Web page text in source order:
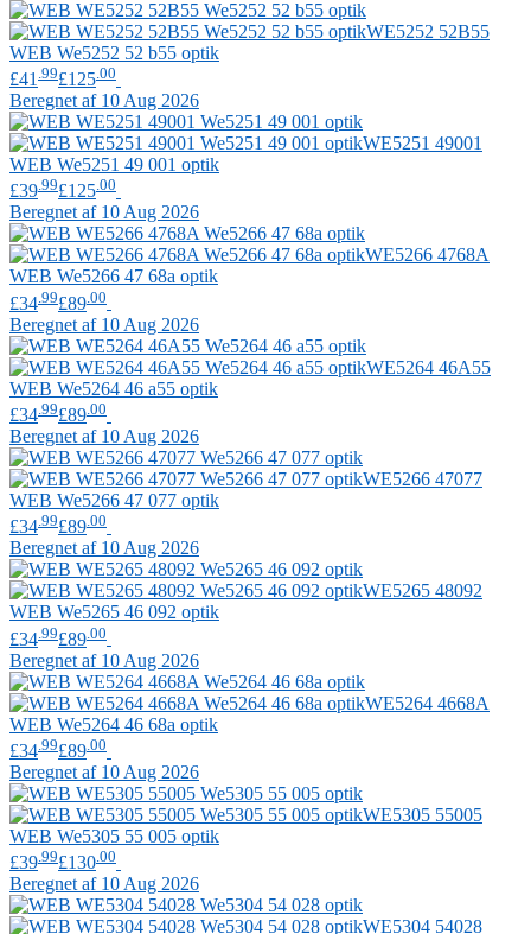
WE5252 52B55
WEB We5252 52 b55 optik
£41 .99£125 .00
Beregnet af 10 Aug 2026
WE5251 49001
WEB We5251 49 001 optik
£39 .99£125 .00
Beregnet af 10 Aug 2026
WE5266 4768A
WEB We5266 47 68a optik
£34 .99£89 .00
Beregnet af 10 Aug 2026
WE5264 46A55
WEB We5264 46 a55 optik
£34 .99£89 .00
Beregnet af 10 Aug 2026
WE5266 47077
WEB We5266 47 077 optik
£34 .99£89 .00
Beregnet af 10 Aug 2026
WE5265 48092
WEB We5265 46 092 optik
£34 .99£89 .00
Beregnet af 10 Aug 2026
WE5264 4668A
WEB We5264 46 68a optik
£34 .99£89 .00
Beregnet af 10 Aug 2026
WE5305 55005
WEB We5305 55 005 optik
£39 .99£130 .00
Beregnet af 10 Aug 2026
WE5304 54028